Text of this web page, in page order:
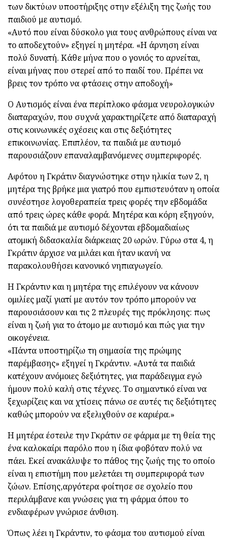
των δικτύων υποστήριξης στην εξέλιξη της ζωής του
παιδιού με αυτισμό.
«Αυτό που είναι δύσκολο για τους ανθρώπους είναι να
το αποδεχτούν» εξηγεί η μητέρα. «Η άρνηση είναι
πολύ δυνατή. Κάθε μήνα που ο γονιός το αρνείται,
είναι μήνας που στερεί από το παιδί του. Πρέπει να
βρεις τον τρόπο να φτάσεις στην αποδοχή»
Ο Αυτισμός είναι ένα περίπλοκο φάσμα νευρολογικών
διαταραχών, που συχνά χαρακτηρίζετε από διαταραχή
στις κοινωνικές σχέσεις και στις δεξιότητες
επικοινωνίας. Επιπλέον, τα παιδιά με αυτισμό
παρουσιάζουν επαναλαμβανόμενες συμπεριφορές.
Αφότου η Γκράτιν διαγνώστηκε στην ηλικία των 2, η
μητέρα της βρήκε μια γιατρό που εμπιστευόταν η οποία
συνέστησε λογοθεραπεία τρεις φορές την εβδομάδα
από τρεις ώρες κάθε φορά. Μητέρα και κόρη εξηγούν,
ότι τα παιδιά με αυτισμό δέχονται εβδομαδιαίως
ατομική διδασκαλία διάρκειας 20 ωρών. Γύρω στα 4, η
Γκράτιν άρχισε να μιλάει και ήταν ικανή να
παρακολουθήσει κανονικό νηπιαγωγείο.
Η Γκράντιν και η μητέρα της επιλέγουν να κάνουν
ομιλίες μαζί γιατί με αυτόν τον τρόπο μπορούν να
παρουσιάσουν και τις 2 πλευρές της πρόκλησης: πως
είναι η ζωή για το άτομο με αυτισμό και πώς για την
οικογένεια.
«Πάντα υποστηρίζω τη σημασία της πρώιμης
παρέμβασης» εξηγεί η Γκράντιν. «Αυτά τα παιδιά
κατέχουν ανόμοιες δεξιότητες, για παράδειγμα εγώ
ήμουν πολύ καλή στις τέχνες. Το σημαντικό είναι να
ξεχωρίζεις και να χτίσεις πάνω σε αυτές τις δεξιότητες
καθώς μπορούν να εξελιχθούν σε καριέρα.»
Η μητέρα έστειλε την Γκράτιν σε φάρμα με τη θεία της
ένα καλοκαίρι παρόλο που η ίδια φοβόταν πολύ να
πάει. Εκεί ανακάλυψε το πάθος της ζωής της το οποίο
είναι η επιστήμη που μελετάει τη συμπεριφορά των
ζώων. Επίσης,αργότερα φοίτησε σε σχολείο που
περιλάμβανε και γνώσεις για τη φάρμα όπου το
ενδιαφέρων γνώρισε άνθιση.
Όπως λέει η Γκράντιν, το φάσμα του αυτισμού είναι